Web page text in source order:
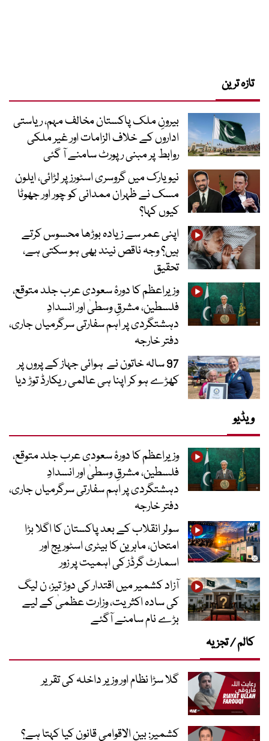
تازہ ترین
بیرونِ ملک پاکستان مخالف مہم، ریاستی
اداروں کے خلاف الزامات اور غیر ملکی
روابط پر مبنی رپورٹ سامنے آ گئی
نیویارک میں گروسری اسٹورز پر لڑائی، ایلون
مسک نے ظہران ممدانی کو چور اور جھوٹا
کیوں کہا؟
اپنی عمر سے زیادہ بوڑھا محسوس کرتے
ہیں؟ وجہ ناقص نیند بھی ہو سکتی ہے،
تحقیق
وزیراعظم کا دورۂ سعودی عرب جلد متوقع،
فلسطین، مشرقِ وسطیٰ اور انسدادِ
دہشتگردی پر اہم سفارتی سرگرمیاں جاری،
دفتر خارجہ
97 سالہ خاتون نے ہوائی جہاز کے پروں پر
کھڑے ہو کر اپنا ہی عالمی ریکارڈ توڑ دیا
ویڈیو
وزیراعظم کا دورۂ سعودی عرب جلد متوقع،
فلسطین، مشرقِ وسطیٰ اور انسدادِ
دہشتگردی پر اہم سفارتی سرگرمیاں جاری،
دفتر خارجہ
سولر انقلاب کے بعد پاکستان کا اگلا بڑا
امتحان، ماہرین کا بیٹری اسٹوریج اور
اسمارٹ گرڈز کی اہمیت پر زور
آزاد کشمیر میں اقتدار کی دوڑ تیز، ن لیگ
کی سادہ اکثریت، وزارت عظمیٰ کے لیے
بڑے نام سامنے آگئے
کالم / تجزیہ
گلا سڑا نظام اور وزیر داخلہ کی تقریر
کشمیر: بین الاقوامی قانون کیا کہتا ہے؟